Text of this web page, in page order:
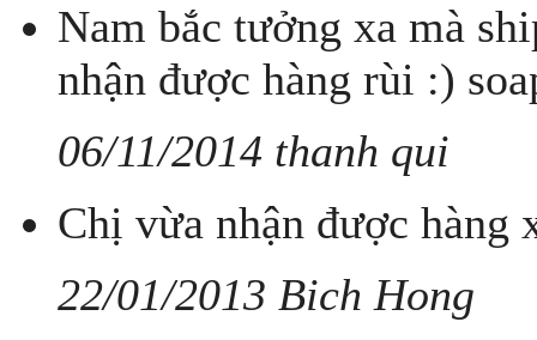
Nam bắc tưởng xa mà
nhận được hàng rùi :)
06/11/2014 thanh qui
Chị vừa nhận được hàng
22/01/2013 Bich Hong